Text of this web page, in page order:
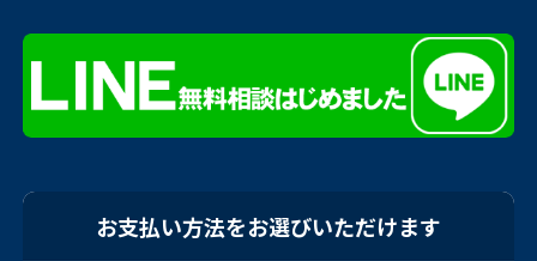
お支払い方法をお選びいただけます